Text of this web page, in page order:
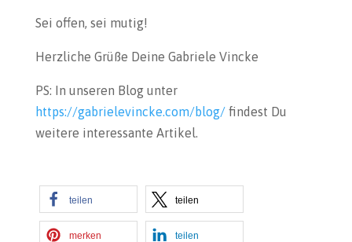
Sei offen, sei mutig!
Herzliche Grüße Deine Gabriele Vincke
PS: In unseren Blog unter
https://gabrielevincke.com/blog/findest Du
weitere interessante Artikel.
teilen teilen
merken teilen